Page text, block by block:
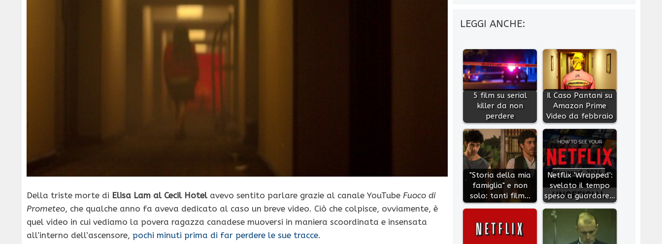
Della triste morte di Elisa Lam al Cecil Hotelavevo sentito parlare grazie al canale YouTube Fuoco di
Prometeo, che qualche anno fa aveva dedicato al caso un breve video. Ciò che colpisce, ovviamente, è
quel video in cui vediamo la povera ragazza canadese muoversi in maniera scoordinata e insensata
all’interno dell’ascensore, pochi minuti prima di far perdere le sue tracce.
LEGGI ANCHE:
5 film su serial
killer da non
perdere
Il Caso Pantani su
Amazon Prime
Video da febbraio
"Storia della mia
famiglia" e non
solo: tanti film…
Netflix 'Wrapped':
svelato il tempo
speso a guardare…